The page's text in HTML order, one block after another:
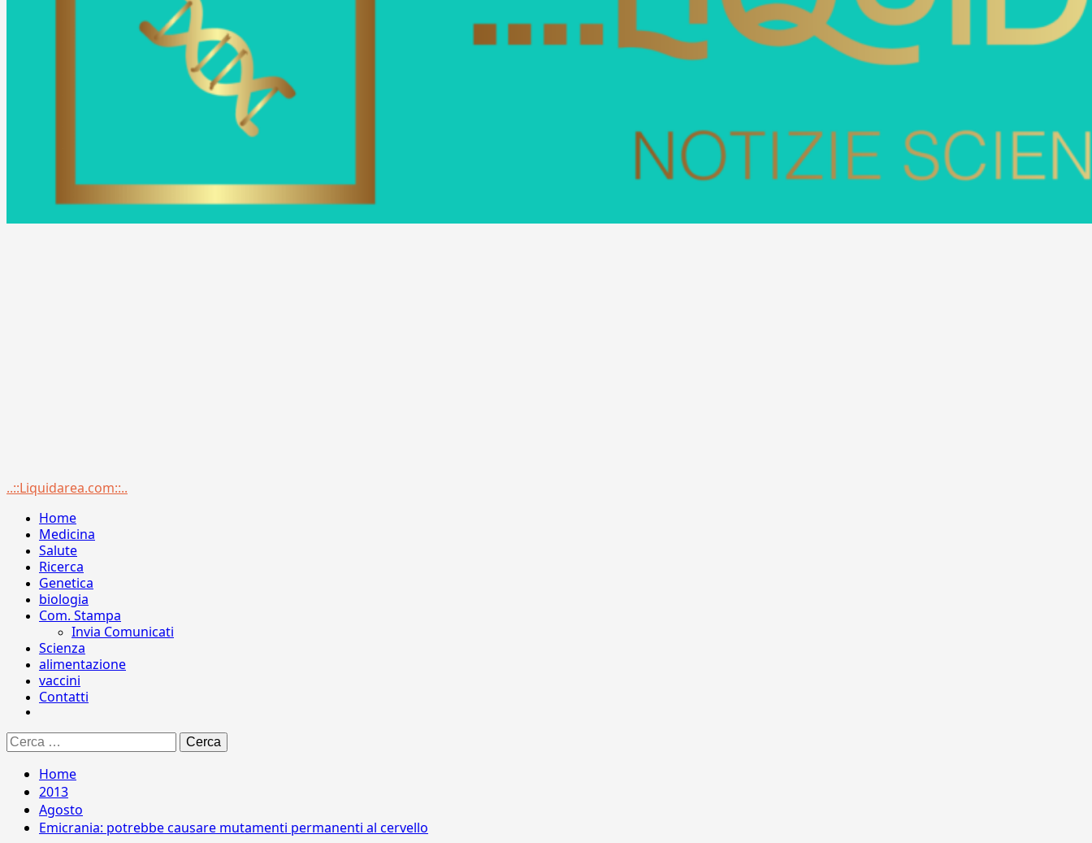
Menu
..::Liquidarea.com::..
Home
Medicina
Salute
Ricerca
Genetica
biologia
Com. Stampa
Invia Comunicati
Scienza
alimentazione
vaccini
Contatti
Ricerca
per:
Home
2013
Agosto
Emicrania: potrebbe causare mutamenti permanenti al cervello